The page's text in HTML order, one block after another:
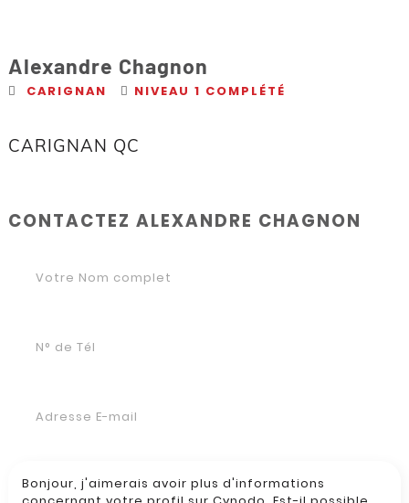
Alexandre Chagnon
CARIGNAN NIVEAU 1 COMPLÉTÉ
CARIGNAN QC
CONTACTEZ ALEXANDRE CHAGNON